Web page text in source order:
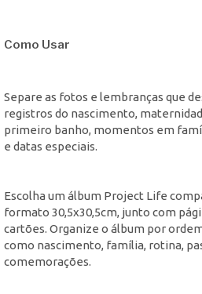
Como Usar
Separe as fotos e lembranças que
registros do nascimento,
primeiro banho, momentos em
e datas especiais.
Escolha um álbum Project Life
formato 30,5x30,5cm, junto com
cartões. Organize o álbum por
como nascimento, família, rotina,
comemorações.